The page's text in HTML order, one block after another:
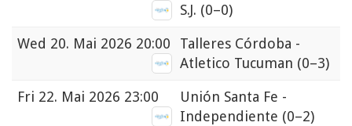
S.J. (0–0)
Wed 20. Mai 2026 20:00
Talleres Córdoba -
Atletico Tucuman (0–3)
Fri 22. Mai 2026 23:00
Unión Santa Fe -
Independiente (0–2)